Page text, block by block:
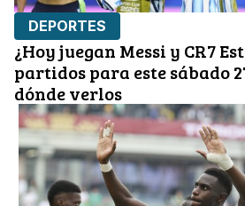
DEPORTES
¿Hoy juegan Messi y CR7
partidos para este sábado
dónde verlos